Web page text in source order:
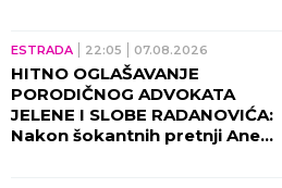
ESTRADA 22:05 07.08.2026
HITNO OGLAŠAVANJE
PORODIČNOG ADVOKATA
JELENE I SLOBE RADANOVIĆA:
Nakon šokantnih pretnji Ane